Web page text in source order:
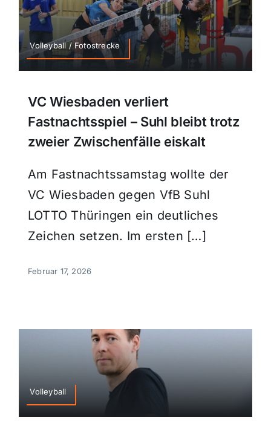
Volleyball / Fotostrecke
VC Wiesbaden verliert
Fastnachtsspiel – Suhl bleibt trotz
zweier Zwischenfälle eiskalt
Am Fastnachtssamstag wollte der
VC Wiesbaden gegen VfB Suhl
LOTTO Thüringen ein deutliches
Zeichen setzen. Im ersten […]
Februar 17, 2026
Volleyball